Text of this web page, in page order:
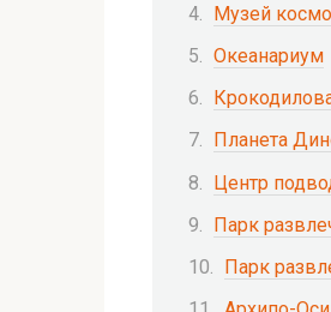
Музей
Океанариум
Планета
Центр
Парк
Парк